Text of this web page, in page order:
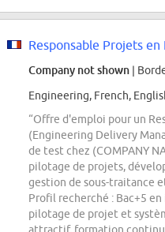
Company not shown |
Engineering, French,
“Offre d'emploi pour un
(Engineering Delivery
de test chez (COMPANY
pilotage de projets,
gestion de sous-traitance
Profil recherché : Bac+5
pilotage de projet et